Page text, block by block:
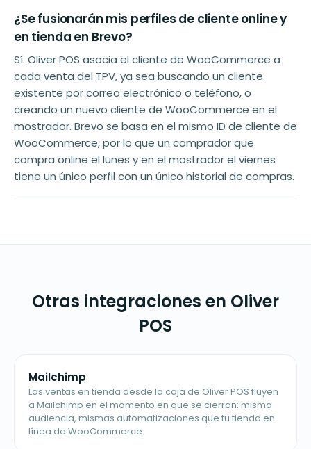
¿Se fusionarán mis perfiles de cliente online y
en tienda en Brevo?
Sí. Oliver POS asocia el cliente de WooCommerce a
cada venta del TPV, ya sea buscando un cliente
existente por correo electrónico o teléfono, o
creando un nuevo cliente de WooCommerce en el
mostrador. Brevo se basa en el mismo ID de cliente de
WooCommerce, por lo que un comprador que
compra online el lunes y en el mostrador el viernes
tiene un único perfil con un único historial de compras.
Otras integraciones en Oliver
POS
Mailchimp
Las ventas en tienda desde la caja de Oliver POS fluyen
a Mailchimp en el momento en que se cierran: misma
audiencia, mismas automatizaciones que tu tienda en
línea de WooCommerce.